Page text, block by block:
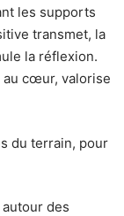
les supports
transmet, la
la réflexion.
au cœur, valorise
du terrain, pour
autour des